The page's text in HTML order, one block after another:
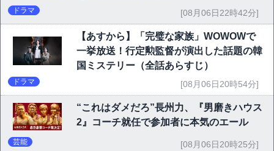
ドラマ [08月06日22時42分]
【あすから】「完璧な家族」WOWOWで
一挙放送！行定勲監督が演出した話題の韓
国ミステリー（全話あらすじ）
ドラマ [08月06日20時54分]
“これはダメだろ”長州力、『男磨きハウス
2』コーチ就任で参加者に本気のエール
芸能 [08月06日20時25分]